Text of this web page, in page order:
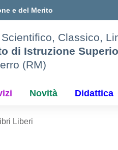
e del Merito
Classico,
di Istruzione
(RM)
Novità Didattica
Liberi